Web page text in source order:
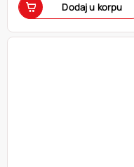
Dodaj u korpu